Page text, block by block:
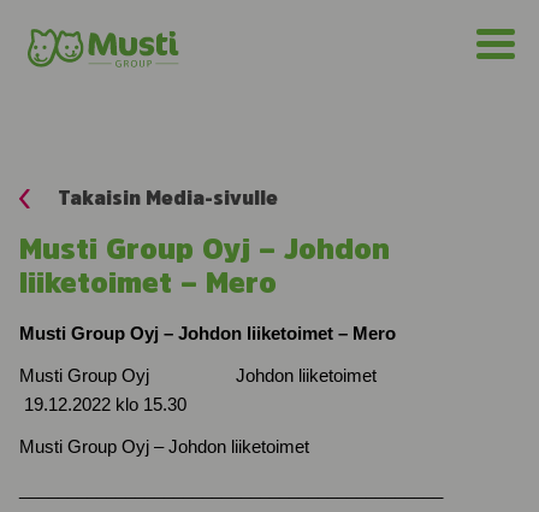
Takaisin Media-sivulle
Musti Group Oyj – Johdon
liiketoimet – Mero
Musti Group Oyj – Johdon liiketoimet – Mero
Musti Group Oyj Johdon liiketoimet
19.12.2022 klo 15.30
Musti Group Oyj – Johdon liiketoimet